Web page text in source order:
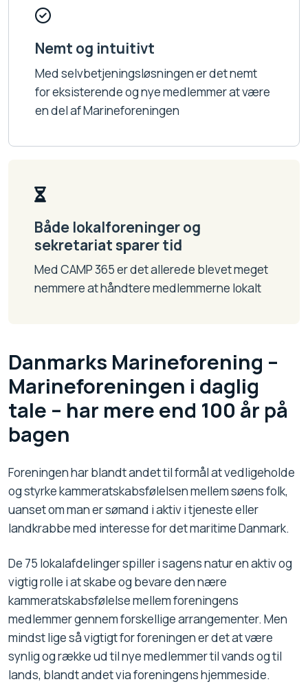
Nemt og intuitivt
Med selvbetjeningsløsningen er det nemt
for eksisterende og nye medlemmer at være
en del af Marineforeningen
Både lokalforeninger og
sekretariat sparer tid
Med CAMP 365 er det allerede blevet meget
nemmere at håndtere medlemmerne lokalt
Danmarks Marineforening –
Marineforeningen i daglig
tale – har mere end 100 år på
bagen
Foreningen har blandt andet til formål at vedligeholde
og styrke kammeratskabsfølelsen mellem søens folk,
uanset om man er sømand i aktiv i tjeneste eller
landkrabbe med interesse for det maritime Danmark.
De 75 lokalafdelinger spiller i sagens natur en aktiv og
vigtig rolle i at skabe og bevare den nære
kammeratskabsfølelse mellem foreningens
medlemmer gennem forskellige arrangementer. Men
mindst lige så vigtigt for foreningen er det at være
synlig og række ud til nye medlemmer til vands og til
lands, blandt andet via foreningens hjemmeside.